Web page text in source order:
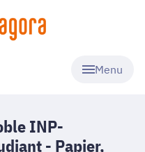
Menu
INP-
- Papier,